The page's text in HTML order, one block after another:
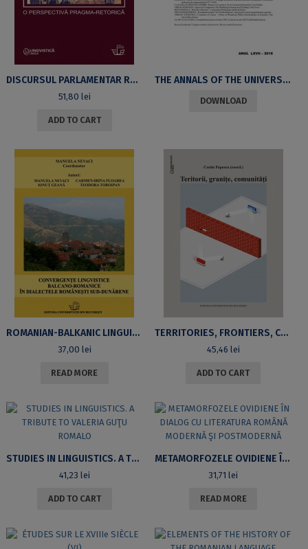
DISCURSUL PARLAMENTAR ROMÂNESC (1866-1938): O PERSPECTIVĂ PRAGMA-RETORICĂ
51,80 lei
ADD TO CART
THE ANNALS OF THE UNIVERSITY OF BUCHAREST – ROMANIAN LANGUAGE AND LITERATURE, YEAR LXVII – 2018
DOWNLOAD
ROMANIAN-BALKANIC LINGUISTIC CONVERGENCES IN THE SOUTH-DANUBIAN ROMANIAN DIALECTS [BOOK WITH CD]
37,00 lei
READ MORE
TERRITORIES, FRONTIERS, COMMUNITIES
45,46 lei
ADD TO CART
STUDIES IN LINGUISTICS. A TRIBUTE TO VALERIA GUŢU ROMALO
41,23 lei
ADD TO CART
METAMORFOZELE OVIDIENE ÎN DIALOG CU LITERATURA ROMÂNĂ MODERNĂ ŞI POSTMODERNĂ
31,71lei
READ MORE